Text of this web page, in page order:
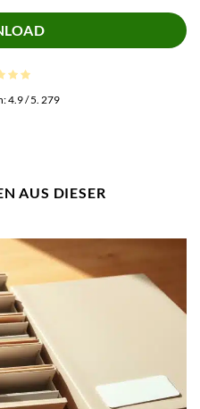
4.9/ 5. 279
AUS DIESER